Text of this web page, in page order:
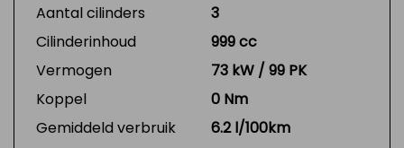
Aantal cilinders
3
Cilinderinhoud
999 cc
Vermogen
73 kW / 99 PK
Koppel
0 Nm
Gemiddeld verbruik
6.2 l/100km